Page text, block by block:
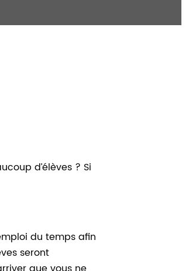
d’élèves ? Si
du temps afin
seront